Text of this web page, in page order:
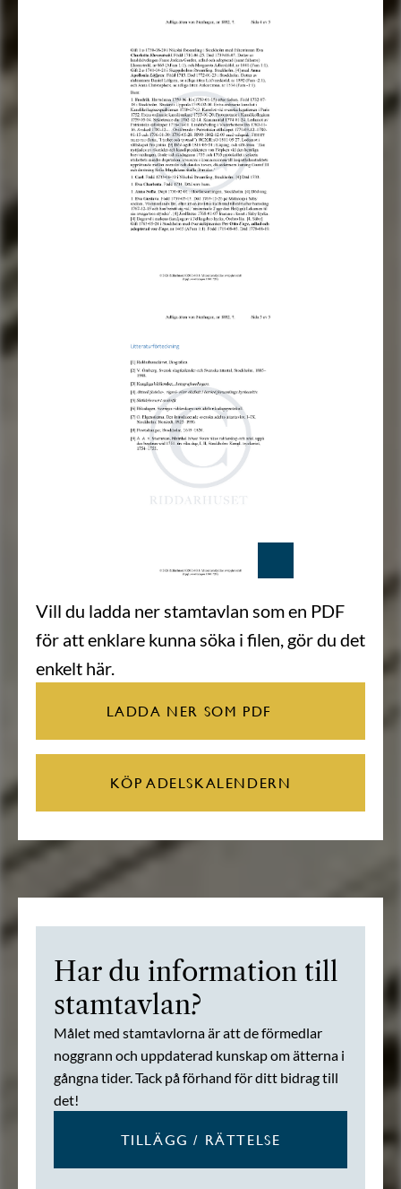
Vill du ladda ner stamtavlan som en PDF
för att enklare kunna söka i filen, gör du det
enkelt här.
LADDA NER SOM PDF
KÖP ADELSKALENDERN
Har du information till
stamtavlan?
Målet med stamtavlorna är att de förmedlar
noggrann och uppdaterad kunskap om ätterna i
gångna tider. Tack på förhand för ditt bidrag till
det!
TILLÄGG / RÄTTELSE